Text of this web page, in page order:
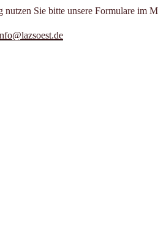
Sie bitte unsere Formulare im